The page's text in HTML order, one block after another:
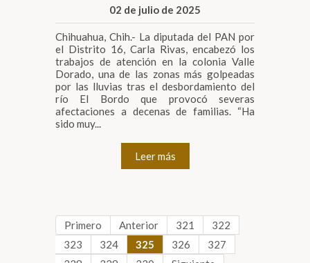
02 de julio de 2025
Chihuahua, Chih.- La diputada del PAN por
el Distrito 16, Carla Rivas, encabezó los
trabajos de atención en la colonia Valle
Dorado, una de las zonas más golpeadas
por las lluvias tras el desbordamiento del
río El Bordo que provocó severas
afectaciones a decenas de familias. “Ha
sido muy...
Leer más
Primero Anterior 321
322
323
324 325 326
327